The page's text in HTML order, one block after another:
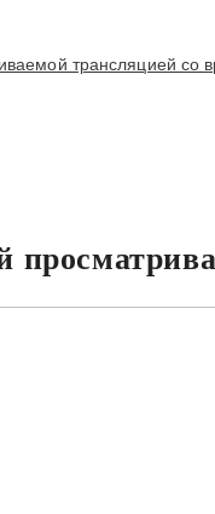
трансляцией со